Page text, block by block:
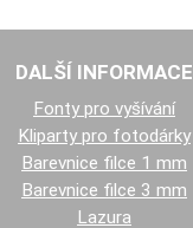
DALŠÍ INFORMACE
Fonty pro vyšívání
Kliparty pro fotodárky
Barevnice filce 1 mm
Barevnice filce 3 mm
Lazura